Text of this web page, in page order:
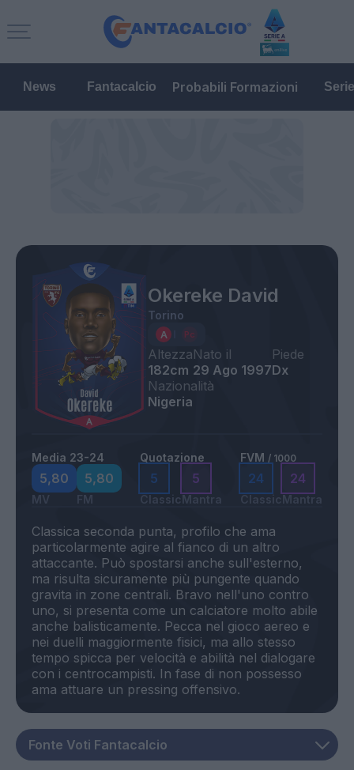
News Fantacalcio Probabili Formazioni
Okereke David
Torino
Altezza
182cm
Nato il
29 Ago 1997
Piede
Dx
Nazionalità
Nigeria
Media 23-24
5,80
MV
5,80
FM
Quotazione
5
Classic
5
Mantra
FVM / 1000
24
Classic
24
Mantra
Classica seconda punta, profilo che ama
particolarmente agire al fianco di un altro
attaccante. Può spostarsi anche sull'esterno,
ma risulta sicuramente più pungente quando
gravita in zone centrali. Bravo nell'uno contro
uno, si presenta come un calciatore molto abile
anche balisticamente. Pecca nel gioco aereo e
nei duelli maggiormente fisici, ma allo stesso
tempo spicca per velocità e abilità nel dialogare
con i centrocampisti. In fase di non possesso